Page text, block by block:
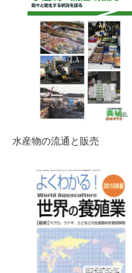
水産物の流通と販売